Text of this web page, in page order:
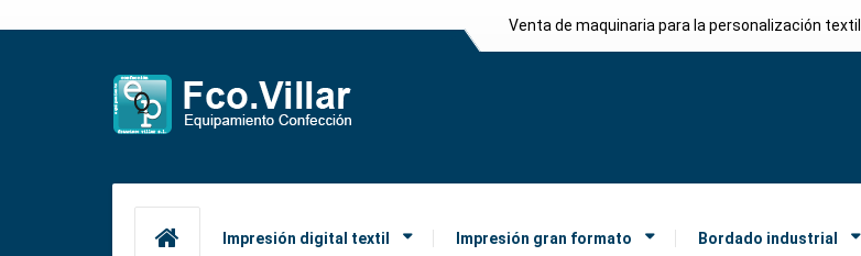
Venta de maquinaria para la personalización textil
Impresión digital textil Impresión gran formato Bordado industrial